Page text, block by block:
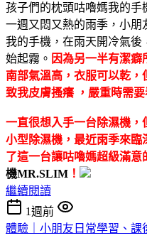
孩子們的枕頭咕嚕媽我的手
一週又悶又熱的雨季，小
我的手機，在雨天開冷氣後
始起霧。 因為另一半有潔
南部氣溫高，衣服可以乾
致我皮膚搔癢 ，嚴重時需要
一直很想入手一台除濕機
小型除濕機，最近雨季來
了這一台讓咕嚕媽超級滿意
機MR.SLIM ！
繼續閱讀
1週前
體驗｜小朋友日常學習、課